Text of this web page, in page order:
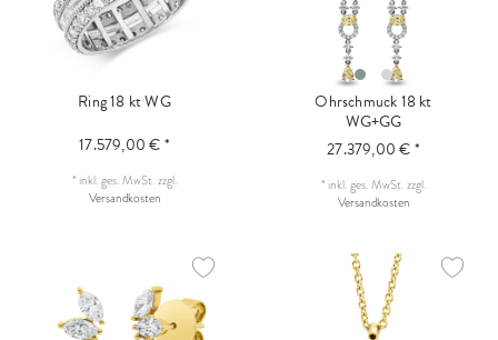
Ring 18 kt WG
17.579,00 € *
* inkl. ges. MwSt.zzgl.
Versandkosten
Ohrschmuck 18 kt
WG+GG
27.379,00 € *
* inkl. ges. MwSt.zzgl.
Versandkosten